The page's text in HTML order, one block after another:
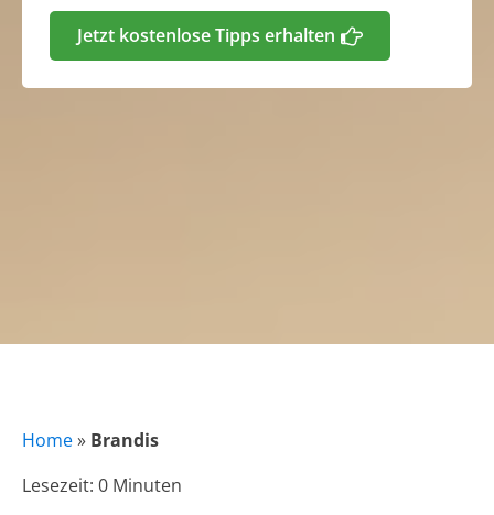
Jetzt kostenlose Tipps erhalten
Home» Brandis
Lesezeit: 0 Minuten